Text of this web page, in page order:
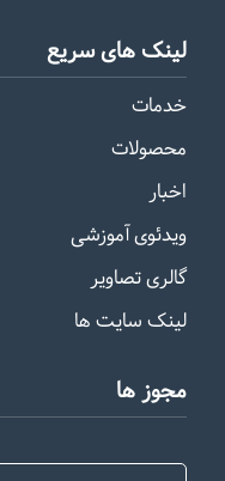
لینک های سریع
خدمات
محصولات
اخبار
ویدئوی آموزشی
گالری تصاویر
لینک سایت ها
مجوز ها